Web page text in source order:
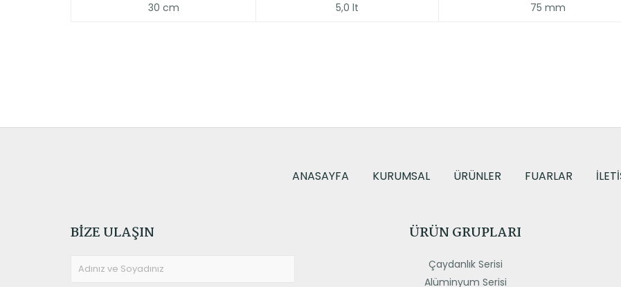
30 cm 5,0 lt 75 mm
ANASAYFA KURUMSAL ÜRÜNLER FUARLAR
BIZE ULAŞIN ÜRÜN GRUPLARI
Çaydanlık Serisi
Alüminyum Serisi